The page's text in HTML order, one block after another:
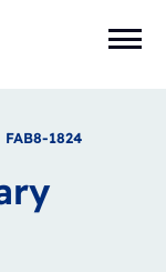
FAB8-1824